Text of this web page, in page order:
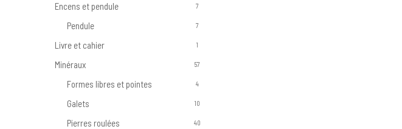
Encens et pendule 7
Pendule 7
Livre et cahier 1
Minéraux 57
Formes libres et pointes 4
Galets 10
Pierres roulées 40